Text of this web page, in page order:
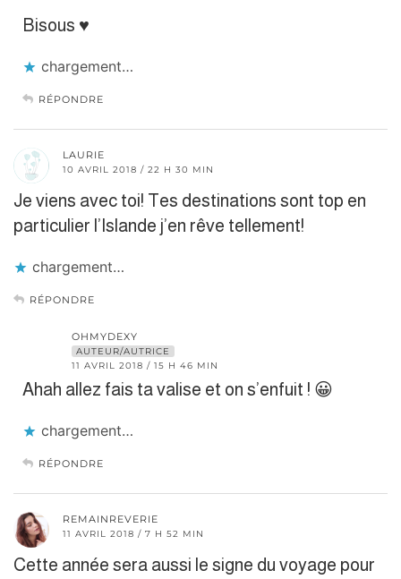
Bisous ♥
chargement…
RÉPONDRE
LAURIE
10 AVRIL 2018 / 22 H 30 MIN
Je viens avec toi! Tes destinations sont top en
particulier l’Islande j’en rêve tellement!
chargement…
RÉPONDRE
OHMYDEXY
AUTEUR/AUTRICE
11 AVRIL 2018 / 15 H 46 MIN
Ahah allez fais ta valise et on s’enfuit ! 😀
chargement…
RÉPONDRE
REMAINREVERIE
11 AVRIL 2018 / 7 H 52 MIN
Cette année sera aussi le signe du voyage pour